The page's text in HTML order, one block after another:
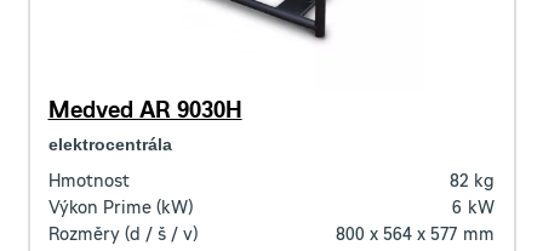
Medved AR 9030H
elektrocentrála
Hmotnost 82 kg
Výkon Prime (kW)
6 kW
Rozměry (d / š / v)
800 x 564 x 577 mm